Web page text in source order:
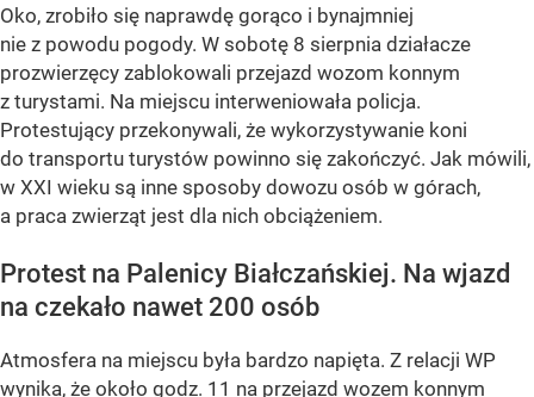
Oko, zrobiło się naprawdę gorąco i bynajmniej
nie z powodu pogody. W sobotę 8 sierpnia działacze
prozwierzęcy zablokowali przejazd wozom konnym
z turystami. Na miejscu interweniowała policja.
Protestujący przekonywali, że wykorzystywanie koni
do transportu turystów powinno się zakończyć. Jak mówili,
w XXI wieku są inne sposoby dowozu osób w górach,
a praca zwierząt jest dla nich obciążeniem.
Protest na Palenicy Białczańskiej. Na wjazd
na czekało nawet 200 osób
Atmosfera na miejscu była bardzo napięta. Z relacji WP
wynika, że około godz. 11 na przejazd wozem konnym